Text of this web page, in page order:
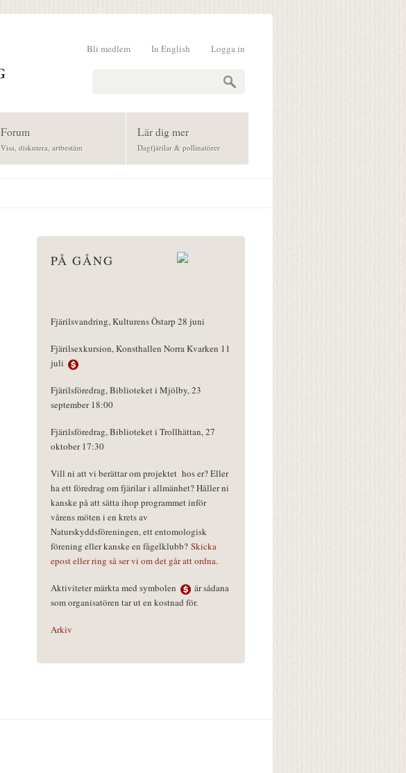
Logga in
In English
Bli medlem
Forum
Visa, diskutera, artbestäm
Lär dig mer
Dagfjärilar & pollinatörer
PÅ GÅNG
Fjärilsvandring, Kulturens Östarp 28 juni
Fjärilsexkursion, Konsthallen Norra Kvarken 11
juli
Fjärilsföredrag, Biblioteket i Mjölby, 23
september 18:00
Fjärilsföredrag, Biblioteket i Trollhättan, 27
oktober 17:30
Vill ni att vi berättar om projektet hos er? Eller
ha ett föredrag om fjärilar i allmänhet? Håller ni
kanske på att sätta ihop programmet inför
vårens möten i en krets av
Naturskyddsföreningen, ett entomologisk
förening eller kanske en fågelklubb? Skicka
epost eller ring så ser vi om det går att ordna.
Aktiviteter märkta med symbolen
är sådana
som organisatören tar ut en kostnad för.
Arkiv